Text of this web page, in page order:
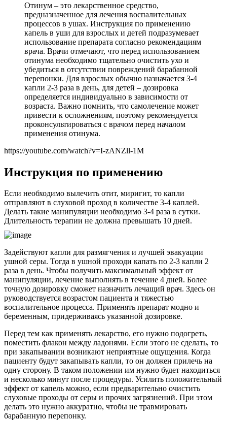
Отинум – это лекарственное средство,
предназначенное для лечения воспалительных
процессов в ушах. Инструкция по применению
капель в уши для взрослых и детей подразумевает
использование препарата согласно рекомендациям
врача. Врачи отмечают, что перед использованием
отинума необходимо тщательно очистить ухо и
убедиться в отсутствии повреждений барабанной
перепонки. Для взрослых обычно назначается 3-4
капли 2-3 раза в день, для детей – дозировка
определяется индивидуально в зависимости от
возраста. Важно помнить, что самолечение может
привести к осложнениям, поэтому рекомендуется
проконсультироваться с врачом перед началом
применения отинума.
https://youtube.com/watch?v=I-zANZll-1M
Инструкция по применению
Если необходимо вылечить отит, миригит, то капли
отправляют в слуховой проход в количестве 3-4 каплей.
Делать такие манипуляции необходимо 3-4 раза в сутки.
Длительность терапии не должна превышать 10 дней.
Задействуют капли для размягчения и лучшей эвакуации
ушной серы. Тогда в ушной проходи капать по 2-3 капли 2
раза в день. Чтобы получить максимальный эффект от
манипуляции, лечение выполнять в течение 4 дней. Более
точную дозировку сможет назначить лечащий врач. Здесь он
руководствуется возрастом пациента и тяжестью
воспалительное процесса. Применять препарат модно и
беременным, придерживаясь указанной дозировке.
Перед тем как применять лекарство, его нужно подогреть,
поместить флакон между ладонями. Если этого не сделать, то
при закапывании возникают неприятные ощущения. Когда
пациенту будут закапывать капли, то он должен прилечь на
одну сторону. В таком положении им нужно будет находиться
и несколько минут после процедуры. Усилить положительный
эффект от капель можно, если предварительно очистить
слуховые проходы от серы и прочих загрязнений. При этом
делать это нужно аккуратно, чтобы не травмировать
барабанную перепонку.